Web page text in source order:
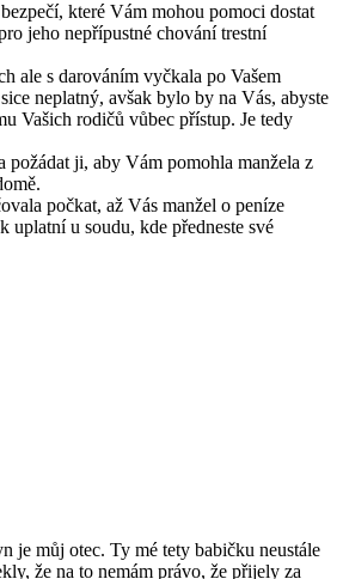
které Vám mohou pomoci dostat
jeho nepřípustné chování trestní
ale s darováním vyčkala po Vašem
neplatný, avšak bylo by na Vás, abyste
Vašich rodičů vůbec přístup. Je tedy
ji, aby Vám pomohla manžela z
počkat, až Vás manžel o peníze
uplatní u soudu, kde předneste své
je můj otec. Ty mé tety babičku neustále
že na to nemám právo, že přijely za